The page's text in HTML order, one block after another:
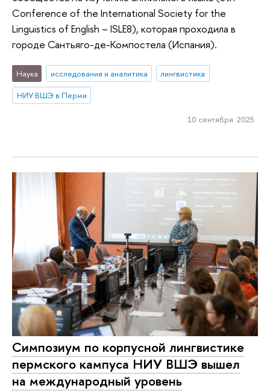
Conference of the International Society for the
Linguistics of English – ISLE8), которая проходила в
городе Сантьяго-де-Компостела (Испания).
Наука исследования и аналитика
лингвистика
НИУ ВШЭ в Перми
10 сентября 2025
Симпозиум по корпусной лингвистике
пермского кампуса НИУ ВШЭ вышел
на международный уровень